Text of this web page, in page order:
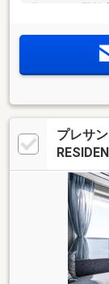
なIoT対応マン
プレサ